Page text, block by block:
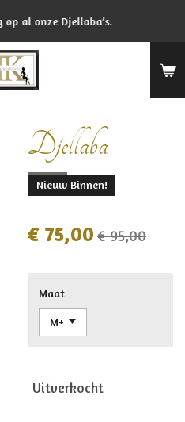
al onze Djellaba’s.
Djellaba
Nieuw Binnen!
€ 75,00 € 95,00
Maat
Uitverkocht